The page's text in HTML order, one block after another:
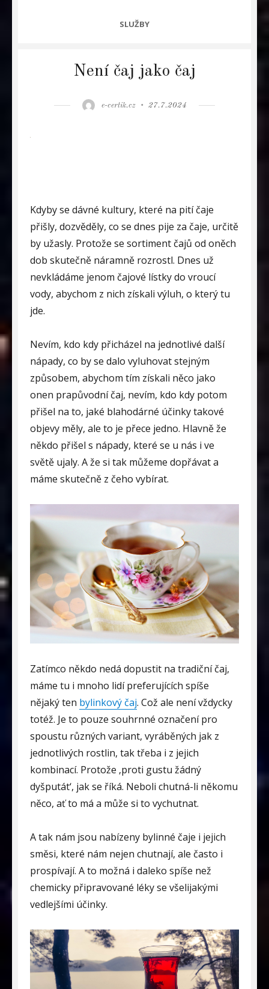
CATEGORIES
SLUŽBY
Není čaj jako čaj
Author
e-certik.cz
Posted
27.7.2024
Kdyby se dávné kultury, které na pití čaje
přišly, dozvěděly, co se dnes pije za čaje, určitě
by užasly. Protože se sortiment čajů od oněch
dob skutečně náramně rozrostl. Dnes už
nevkládáme jenom čajové lístky do vroucí
vody, abychom z nich získali výluh, o který tu
jde.
Nevím, kdo kdy přicházel na jednotlivé další
nápady, co by se dalo vyluhovat stejným
způsobem, abychom tím získali něco jako
onen prapůvodní čaj, nevím, kdo kdy potom
přišel na to, jaké blahodárné účinky takové
objevy měly, ale to je přece jedno. Hlavně že
někdo přišel s nápady, které se u nás i ve
světě ujaly. A že si tak můžeme dopřávat a
máme skutečně z čeho vybírat.
Zatímco někdo nedá dopustit na tradiční čaj,
máme tu i mnoho lidí preferujících spíše
nějaký ten bylinkový čaj. Což ale není vždycky
totéž. Je to pouze souhrnné označení pro
spoustu různých variant, vyráběných jak z
jednotlivých rostlin, tak třeba i z jejich
kombinací. Protože ‚proti gustu žádný
dyšputát‘, jak se říká. Neboli chutná-li někomu
něco, ať to má a může si to vychutnat.
A tak nám jsou nabízeny bylinné čaje i jejich
směsi, které nám nejen chutnají, ale často i
prospívají. A to možná i daleko spíše než
chemicky připravované léky se všelijakými
vedlejšími účinky.